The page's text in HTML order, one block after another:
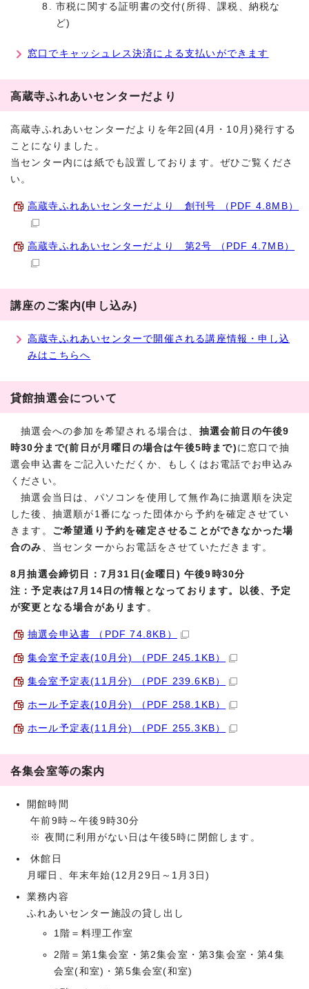
市税に関する証明書の交付(所得、課税、納税な
ど)
窓口でキャッシュレス決済による支払いができます
高蔵寺ふれあいセンターだより
高蔵寺ふれあいセンターだよりを年2回(4月・10月)発行する
ことになりました。
当センター内には紙でも設置しております。ぜひご覧くださ
い。
高蔵寺ふれあいセンターだより 創刊号 （PDF 4.8MB）
高蔵寺ふれあいセンターだより 第2号 （PDF 4.7MB）
講座のご案内(申し込み)
高蔵寺ふれあいセンターで開催される講座情報・申し込
みはこちらへ
貸館抽選会について
抽選会への参加を希望される場合は、 抽選会前日の午後9
時30分まで(前日が月曜日の場合は午後5時まで) に窓口で抽
選会申込書をご記入いただくか、もしくはお電話でお申込み
ください。
抽選会当日は、パソコンを使用して無作為に抽選順を決定
した後、抽選順が1番になった団体から予約を確定させてい
きます。 ご希望通り予約を確定させることができなかった場
合のみ
、当センターからお電話をさせていただきます。
8月抽選会締切日：7月31日(金曜日) 午後9時30分
注：予定表は7月14日の情報となっております。以後、予定
が変更となる場合があります 。
抽選会申込書 （PDF 74.8KB）
集会室予定表(10月分) （PDF 245.1KB）
集会室予定表(11月分) （PDF 239.6KB）
ホール予定表(10月分) （PDF 258.1KB）
ホール予定表(11月分) （PDF 255.3KB）
各集会室等の案内
開館時間
午前9時～午後9時30分
※ 夜間に利用がない日は午後5時に閉館します。
休館日
月曜日、年末年始(12月29日～1月3日)
業務内容
ふれあいセンター施設の貸し出し
1階＝料理工作室
2階＝第1集会室・第2集会室・第3集会室・第4集
会室(和室)・第5集会室(和室)